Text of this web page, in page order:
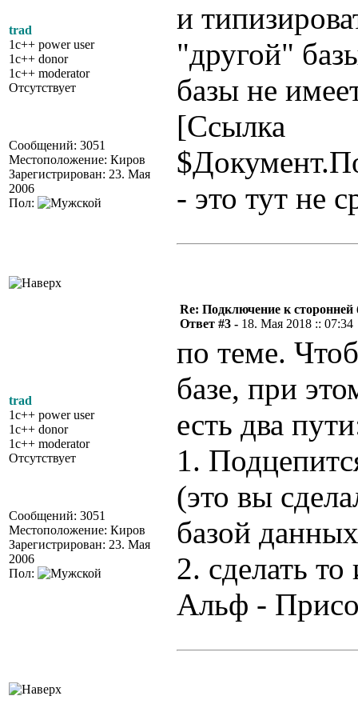
trad
1c++ power user
1c++ donor
1c++ moderator
Отсутствует
Сообщений: 3051
Местоположение: Киров
Зарегистрирован: 23. Мая
2006
Пол:
и
"другой"
базы не
[Ссылка
- это тут не
trad
1c++ power user
1c++ donor
1c++ moderator
Отсутствует
Сообщений: 3051
Местоположение: Киров
Зарегистрирован: 23. Мая
2006
Пол:
Re: Подключение к сторонней
Ответ #3 - 18. Мая 2018 :: 07:34
по теме.
базе, при
есть два
1.
(это вы
базой
2. сделать
Альф -